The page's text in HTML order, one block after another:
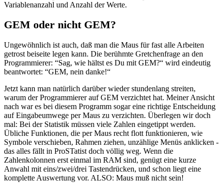
Variablenanzahl und Anzahl der Werte.
GEM oder nicht GEM?
Ungewöhnlich ist auch, daß man die Maus für fast alle Arbeiten
getrost beiseite legen kann. Die berühmte Gretchenfrage an den
Programmierer: “Sag, wie hältst es Du mit GEM?“ wird eindeutig
beantwortet: “GEM, nein danke!“
Jetzt kann man natürlich darüber wieder stundenlang streiten,
warum der Programmierer auf GEM verzichtet hat. Meiner Ansicht
nach war es bei diesem Programm sogar eine richtige Entscheidung
auf Eingabeumwege per Maus zu verzichten. Überlegen wir doch
mal: Bei der Statistik müssen viele Zahlen eingetippt werden.
Übliche Funktionen, die per Maus recht flott funktionieren, wie
Symbole verschieben, Rahmen ziehen, unzählige Menüs anklicken -
das alles fällt in ProSTatist doch völlig weg. Wenn die
Zahlenkolonnen erst einmal im RAM sind, genügt eine kurze
Anwahl mit eins/zwei/drei Tastendrücken, und schon liegt eine
komplette Auswertung vor. ALSO: Maus muß nicht sein!